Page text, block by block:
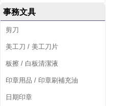
事務文具
剪刀
美工刀 / 美工刀片
板擦 / 白板清潔液
印章用品 / 印章刷補充油
日期印章